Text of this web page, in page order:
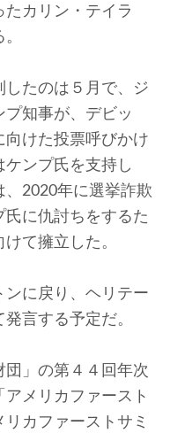
カリン・テイラ
たのは５月で、ジ
プ知事が、デビッ
向けた投票呼びかけ
ンプ氏を支持し
、2020年に選挙詐欺
に仇討ちをするた
て擁立した。
に戻り、ヘリテー
言する予定だ。
」の第４４回年次
メリカファースト
カファーストサミ